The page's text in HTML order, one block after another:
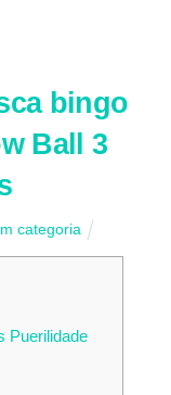
bingo
Ball 3
categoria
Puerilidade